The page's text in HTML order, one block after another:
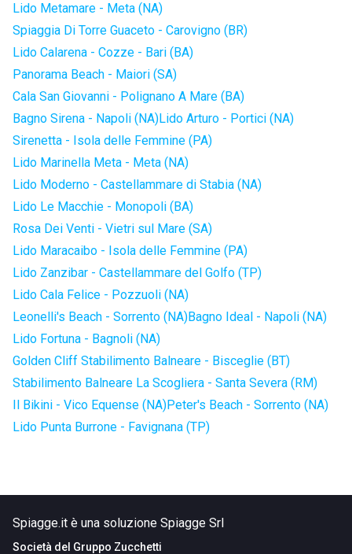
Lido Metamare - Meta (NA)
Spiaggia Di Torre Guaceto - Carovigno (BR)
Lido Calarena - Cozze - Bari (BA)
Panorama Beach - Maiori (SA)
Cala San Giovanni - Polignano A Mare (BA)
Bagno Sirena - Napoli (NA)Lido Arturo - Portici (NA)
Sirenetta - Isola delle Femmine (PA)
Lido Marinella Meta - Meta (NA)
Lido Moderno - Castellammare di Stabia (NA)
Lido Le Macchie - Monopoli (BA)
Rosa Dei Venti - Vietri sul Mare (SA)
Lido Maracaibo - Isola delle Femmine (PA)
Lido Zanzibar - Castellammare del Golfo (TP)
Lido Cala Felice - Pozzuoli (NA)
Leonelli's Beach - Sorrento (NA)Bagno Ideal - Napoli (NA)
Lido Fortuna - Bagnoli (NA)
Golden Cliff Stabilimento Balneare - Bisceglie (BT)
Stabilimento Balneare La Scogliera - Santa Severa (RM)
Il Bikini - Vico Equense (NA)Peter's Beach - Sorrento (NA)
Lido Punta Burrone - Favignana (TP)
Spiagge.it è una soluzione Spiagge Srl
Società del Gruppo Zucchetti